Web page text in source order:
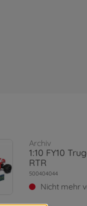
Archiv
1:10 FY10
RTR
500404044
Nicht mehr